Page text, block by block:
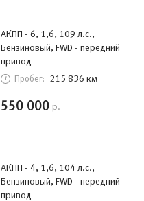
АКПП - 6, 1,6, 109 л.с.,
Бензиновый, FWD - передний
привод
Пробег: 215 836 км
550 000 р.
АКПП - 4, 1,6, 104 л.с.,
Бензиновый, FWD - передний
привод